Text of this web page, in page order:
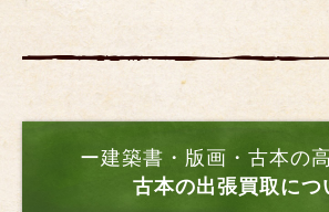
ー建築書・版画・古本の
古本の出張買取につ